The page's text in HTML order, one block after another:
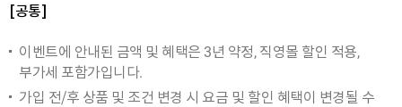
[공통]
이벤트에 안내된 금액 및 혜택은 3년 약정, 직영몰 할인 적용,
부가세 포함가입니다.
가입 전/후 상품 및 조건 변경 시 요금 및 할인 혜택이 변경될 수